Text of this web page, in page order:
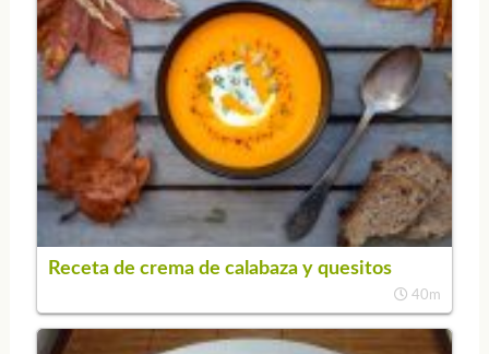
Receta de crema de calabaza y quesitos
40m